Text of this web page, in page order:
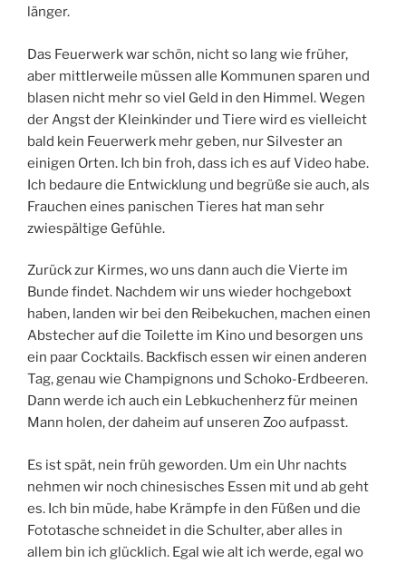
länger.
Das Feuerwerk war schön, nicht so lang wie früher,
aber mittlerweile müssen alle Kommunen sparen und
blasen nicht mehr so viel Geld in den Himmel. Wegen
der Angst der Kleinkinder und Tiere wird es vielleicht
bald kein Feuerwerk mehr geben, nur Silvester an
einigen Orten. Ich bin froh, dass ich es auf Video habe.
Ich bedaure die Entwicklung und begrüße sie auch, als
Frauchen eines panischen Tieres hat man sehr
zwiespältige Gefühle.
Zurück zur Kirmes, wo uns dann auch die Vierte im
Bunde findet. Nachdem wir uns wieder hochgeboxt
haben, landen wir bei den Reibekuchen, machen einen
Abstecher auf die Toilette im Kino und besorgen uns
ein paar Cocktails. Backfisch essen wir einen anderen
Tag, genau wie Champignons und Schoko-Erdbeeren.
Dann werde ich auch ein Lebkuchenherz für meinen
Mann holen, der daheim auf unseren Zoo aufpasst.
Es ist spät, nein früh geworden. Um ein Uhr nachts
nehmen wir noch chinesisches Essen mit und ab geht
es. Ich bin müde, habe Krämpfe in den Füßen und die
Fototasche schneidet in die Schulter, aber alles in
allem bin ich glücklich. Egal wie alt ich werde, egal wo